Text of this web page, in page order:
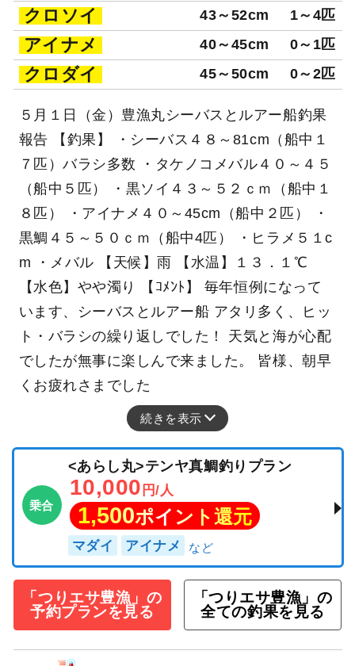
クロソイ 43～52cm 1～4匹
アイナメ 40～45cm 0～1匹
クロダイ 45～50cm 0～2匹
５月１日（金）豊漁丸シーバスとルアー船釣果
報告 【釣果】 ・シーバス４８～81cm（船中１
７匹）バラシ多数 ・タケノコメバル４０～４５
（船中５匹） ・黒ソイ４３～５２ｃｍ（船中１
８匹） ・アイナメ４０～45cm（船中２匹） ・
黒鯛４５～５０ｃｍ（船中4匹） ・ヒラメ５１c
m ・メバル 【天候】雨 【水温】１３．１℃
【水色】やや濁り 【ｺﾒﾝﾄ】 毎年恒例になって
います、シーバスとルアー船 アタリ多く、ヒッ
ト・バラシの繰り返しでした！ 天気と海が心配
でしたが無事に楽しんで来ました。 皆様、朝早
くお疲れさまでした
続きを表示
乗合
<あらし丸>テンヤ真鯛釣りプラン
10,000 円/人
1,500ポイント還元
マダイ アイナメ
「つりエサ豊漁」の
予約プランを見る
「つりエサ豊漁」の
全ての釣果を見る